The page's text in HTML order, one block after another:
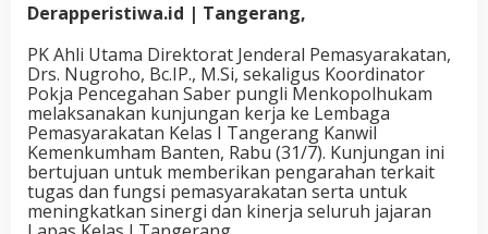
Derapperistiwa.id | Tangerang,
PK Ahli Utama Direktorat Jenderal Pemasyarakatan,
Drs. Nugroho, Bc.IP., M.Si, sekaligus Koordinator
Pokja Pencegahan Saber pungli Menkopolhukam
melaksanakan kunjungan kerja ke Lembaga
Pemasyarakatan Kelas I Tangerang Kanwil
Kemenkumham Banten, Rabu (31/7). Kunjungan ini
bertujuan untuk memberikan pengarahan terkait
tugas dan fungsi pemasyarakatan serta untuk
meningkatkan sinergi dan kinerja seluruh jajaran